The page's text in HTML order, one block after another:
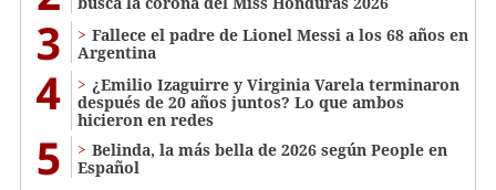
3
Fallece el padre de Lionel Messi a los 68 años en
Argentina
4
¿Emilio Izaguirre y Virginia Varela terminaron
después de 20 años juntos? Lo que ambos
hicieron en redes
5
Belinda, la más bella de 2026 según People en
Español